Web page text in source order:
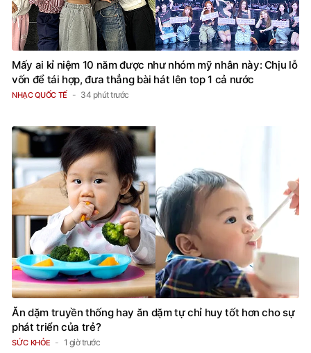
Mấy ai kỉ niệm 10 năm được như nhóm mỹ nhân này: Chịu lỗ
vốn để tái hợp, đưa thẳng bài hát lên top 1 cả nước
NHẠC QUỐC TẾ 34 phút trước
Ăn dặm truyền thống hay ăn dặm tự chỉ huy tốt hơn cho sự
phát triển của trẻ?
SỨC KHỎE 1 giờ trước